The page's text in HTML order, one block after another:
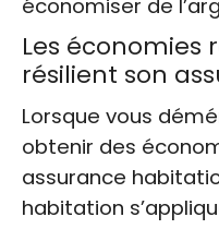
économiser de
Les économies
résilient son
Lorsque vous
obtenir des
assurance
habitation